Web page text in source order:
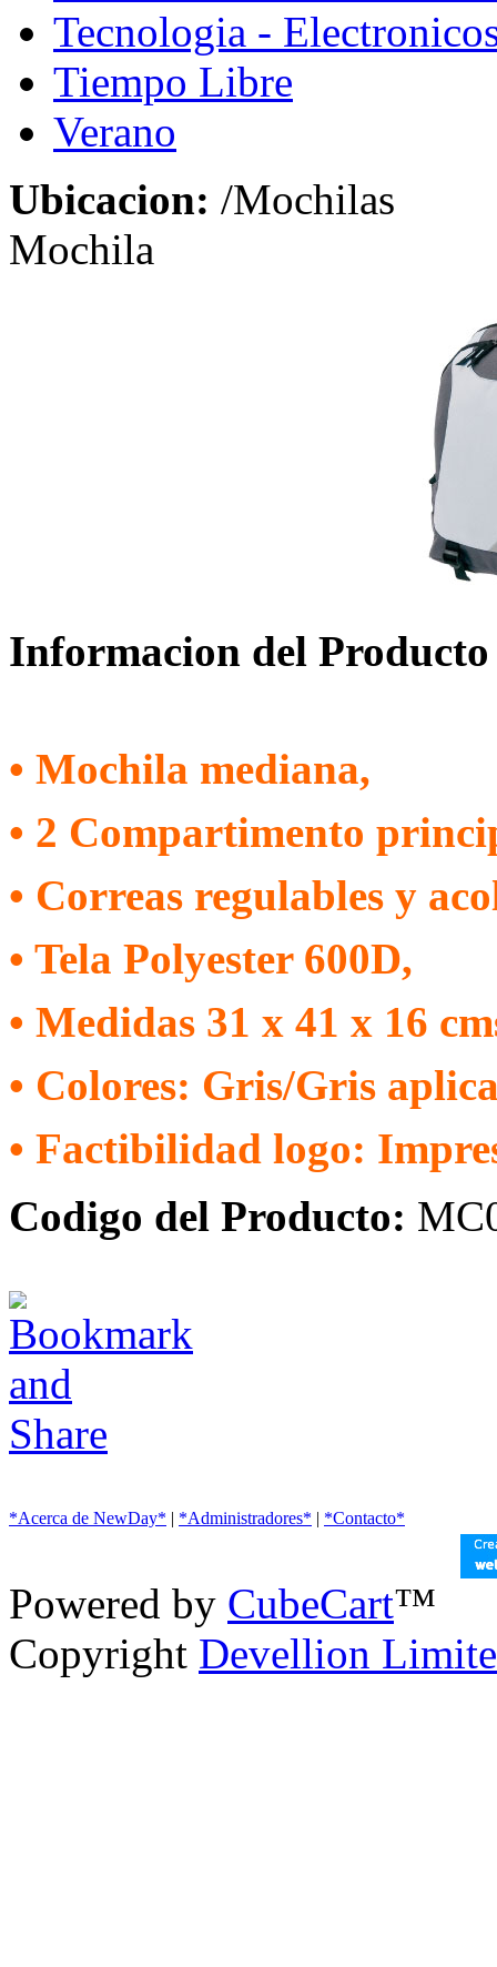
Tecnologia -
Tiempo Libre
Verano
Ubicacion: /Mochilas
Mochila
Informacion del Producto
• Mochila mediana,
• 2 Compartimento
• Correas regulables y
• Tela Polyester 600D,
• Medidas 31 x 41 x 16
• Colores: Gris/Gris
• Factibilidad logo:
Codigo del Producto:
*Acerca de NewDay* | *Administradores* | *Contacto*
Powered by CubeCart™
Copyright Devellion